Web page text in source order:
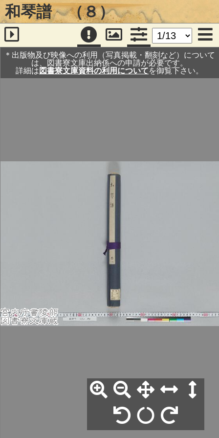
和琴譜 （８）
＊出版物及び映像への利用（写真掲載・翻刻など）について
は、図書寮文庫出納係への申請が必要です。
詳細は 図書寮文庫資料の利用についてを御覧下さい。